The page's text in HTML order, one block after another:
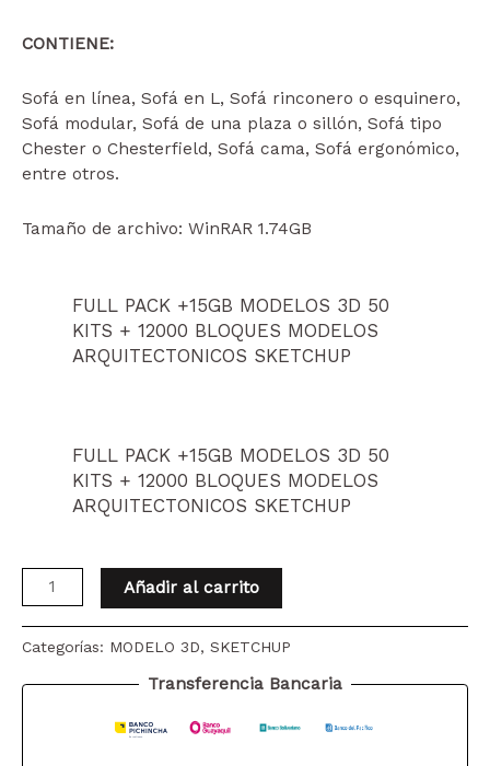
CONTIENE:
Sofá en línea, Sofá en L, Sofá rinconero o esquinero,
Sofá modular, Sofá de una plaza o sillón, Sofá tipo
Chester o Chesterfield, Sofá cama, Sofá ergonómico,
entre otros.
Tamaño de archivo: WinRAR 1.74GB
FULL PACK +15GB MODELOS 3D 50
KITS + 12000 BLOQUES MODELOS
ARQUITECTONICOS SKETCHUP
FULL PACK +15GB MODELOS 3D 50
KITS + 12000 BLOQUES MODELOS
ARQUITECTONICOS SKETCHUP
SOFAS
DE
ALTA
CALIDAD
Añadir al carrito
Categorías: MODELO 3D, SKETCHUP
Transferencia Bancaria